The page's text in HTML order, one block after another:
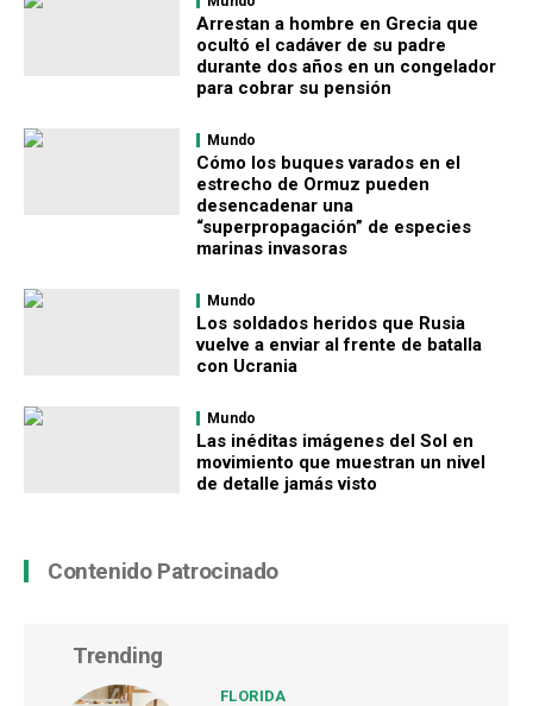
Arrestan a hombre en Grecia que
ocultó el cadáver de su padre
durante dos años en un congelador
para cobrar su pensión
Mundo
Cómo los buques varados en el
estrecho de Ormuz pueden
desencadenar una
“superpropagación” de especies
marinas invasoras
Mundo
Los soldados heridos que Rusia
vuelve a enviar al frente de batalla
con Ucrania
Mundo
Las inéditas imágenes del Sol en
movimiento que muestran un nivel
de detalle jamás visto
Contenido Patrocinado
Trending
FLORIDA